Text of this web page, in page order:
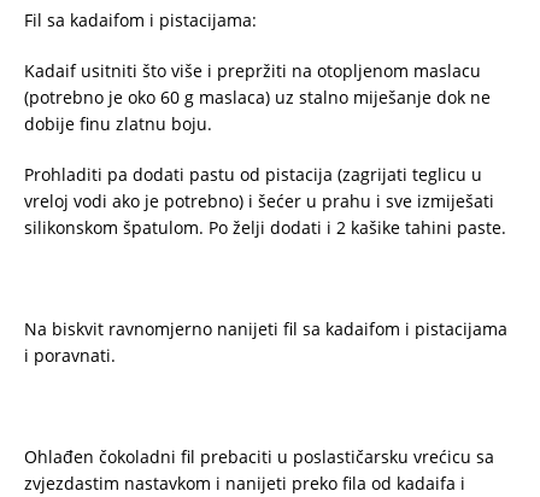
Fil sa kadaifom i pistacijama:
Kadaif usitniti što više i prepržiti na otopljenom maslacu
(potrebno je oko 60 g maslaca) uz stalno miješanje dok ne
dobije finu zlatnu boju.
Prohladiti pa dodati pastu od pistacija (zagrijati teglicu u
vreloj vodi ako je potrebno) i šećer u prahu i sve izmiješati
silikonskom špatulom. Po želji dodati i 2 kašike tahini paste.
Na biskvit ravnomjerno nanijeti fil sa kadaifom i pistacijama
i poravnati.
Ohlađen čokoladni fil prebaciti u poslastičarsku vrećicu sa
zvjezdastim nastavkom i nanijeti preko fila od kadaifa i